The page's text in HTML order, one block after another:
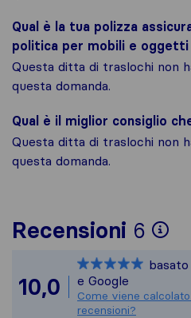
Qual è la tua polizza
politica per mobili e oggetti
Questa ditta di traslochi non
questa domanda.
Qual è il miglior consiglio
Questa ditta di traslochi non
questa domanda.
Recensioni 6
10,0
e Google
Come viene
recensioni?